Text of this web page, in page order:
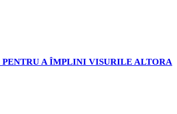
PENTRU A ÎMPLINI VISURILE ALTORA